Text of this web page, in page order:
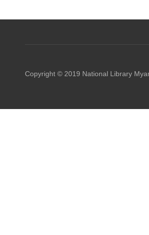
Copyright © 2019 National Library